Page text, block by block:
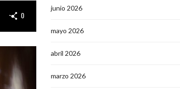
0
junio 2026
mayo 2026
abril 2026
marzo 2026